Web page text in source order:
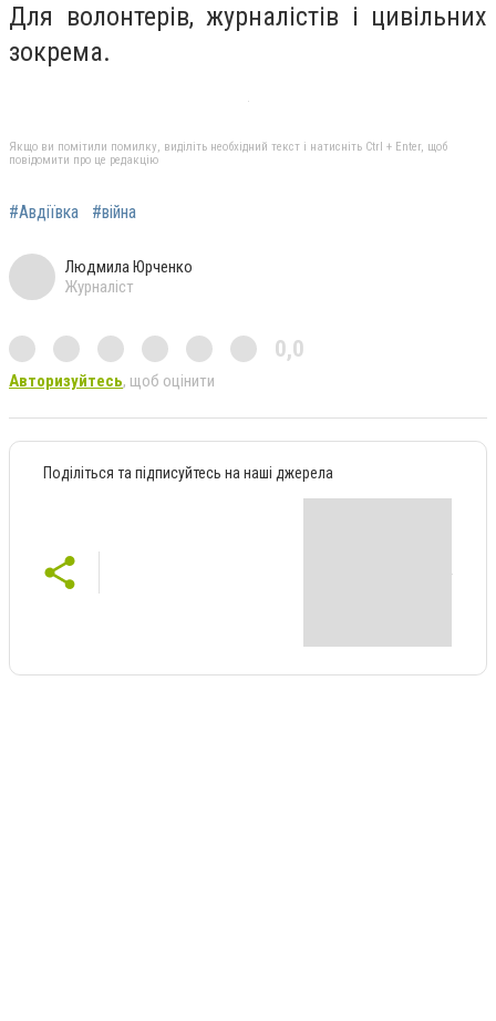
Для волонтерів, журналістів і цивільних
зокрема.
Якщо ви помітили помилку, виділіть необхідний текст і натисніть Ctrl + Enter, щоб
повідомити про це редакцію
#Авдіївка #війна
Людмила Юрченко
Журналіст
0,0
Авторизуйтесь, щоб оцінити
Поділіться та підписуйтесь на наші джерела